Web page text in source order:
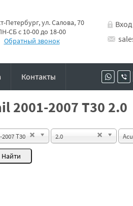
Петербург, ул. Салова, 70
СБ с 10-00 до 18-00
Обратный звонок
Вход
Контакты
2001-2007 T30 2.0
2007 T30 2.0